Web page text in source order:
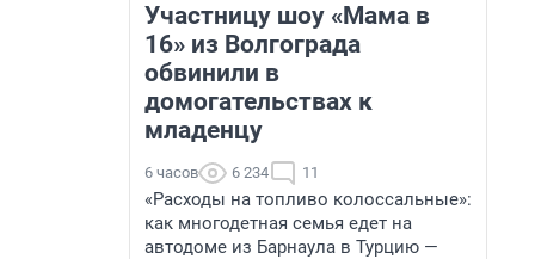
Участницу шоу «Мама в
16» из Волгограда
обвинили в
домогательствах к
младенцу
6 часов 6 234 11
«Расходы на топливо колоссальные»:
как многодетная семья едет на
автодоме из Барнаула в Турцию —